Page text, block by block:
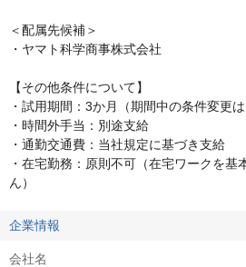
＜配属先候補＞
・ヤマト科学商事株式会社
【その他条件について】
・試用期間：3か月（期間中の条件変更は
・時間外手当：別途支給
・通勤交通費：当社規定に基づき支給
・在宅勤務：原則不可（在宅ワークを基
ん）
企業情報
会社名